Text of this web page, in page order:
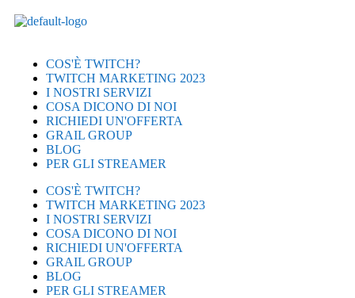
COS'È TWITCH?
TWITCH MARKETING 2023
I NOSTRI SERVIZI
COSA DICONO DI NOI
RICHIEDI UN'OFFERTA
GRAIL GROUP
BLOG
PER GLI STREAMER
COS'È TWITCH?
TWITCH MARKETING 2023
I NOSTRI SERVIZI
COSA DICONO DI NOI
RICHIEDI UN'OFFERTA
GRAIL GROUP
BLOG
PER GLI STREAMER